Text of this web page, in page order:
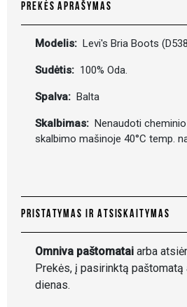
PREKĖS APRAŠYMAS
Modelis: Levi's Bria Boots
Sudėtis: 100% Oda.
Spalva: Balta
Skalbimas: Nenaudoti
skalbimo mašinoje 40°C temp.
PRISTATYMAS IR ATSISKAITYMAS
Omniva paštomatai arba
Prekės, į pasirinktą
dienas.